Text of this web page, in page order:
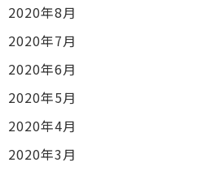
2020年8月
2020年7月
2020年6月
2020年5月
2020年4月
2020年3月